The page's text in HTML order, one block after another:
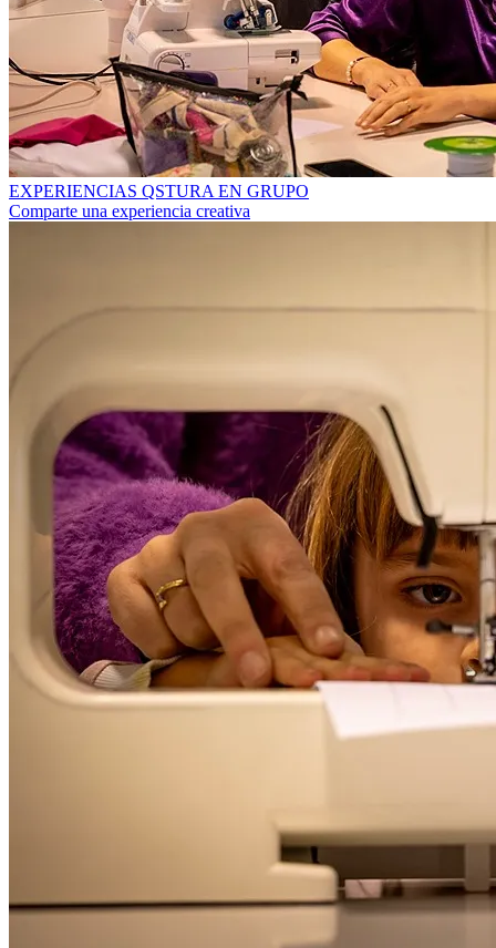
EXPERIENCIAS QSTURA EN GRUPO
Comparte una experiencia creativa